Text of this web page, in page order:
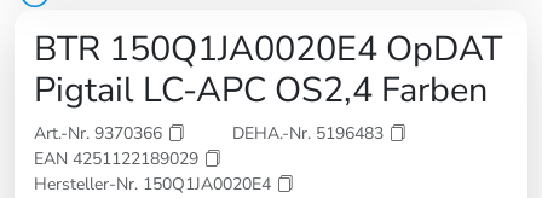
BTR 150Q1JA0020E4 OpDAT
Pigtail LC-APC OS2,4 Farben
Art.-Nr. 9370366
DEHA.-Nr. 5196483
EAN 4251122189029
Hersteller-Nr. 150Q1JA0020E4